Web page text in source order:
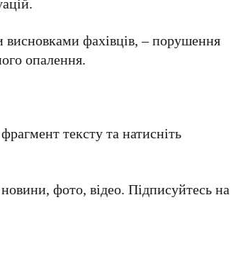
фахівців, – порушення
опалення.
тексту та натисніть
новини, фото, відео. Підписуйтесь на